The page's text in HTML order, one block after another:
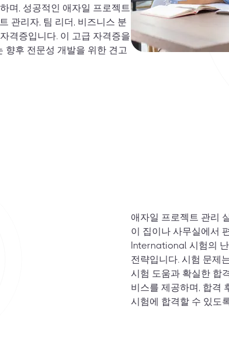
며, 성공적인 애자일 프로젝트
관리자, 팀 리더, 비즈니스 분
격증입니다. 이 고급 자격증을
향후 전문성 개발을 위한 견고
애자일 프로젝트 관리
이 집이나 사무실에서
International 시험의
전략입니다. 시험 문제
시험 도움과 확실한 합
비스를 제공하며, 합격
시험에 합격할 수 있도